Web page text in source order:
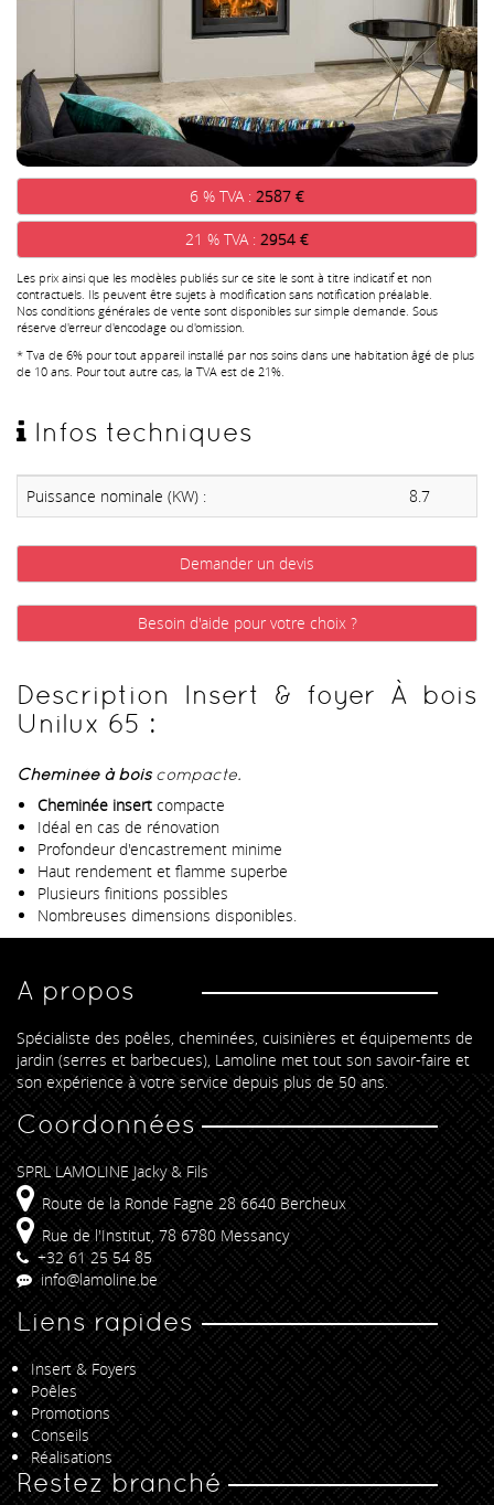
6 % TVA : 2587 €
21 % TVA : 2954 €
Les prix ainsi que les modèles publiés sur ce site le sont à titre indicatif et non
contractuels. Ils peuvent être sujets à modification sans notification préalable.
Nos conditions générales de vente sont disponibles sur simple demande. Sous
réserve d'erreur d'encodage ou d'omission.
* Tva de 6% pour tout appareil installé par nos soins dans une habitation âgé de plus
de 10 ans. Pour tout autre cas, la TVA est de 21%.
Infos techniques
Puissance nominale (KW) : 8.7
Demander un devis
Besoin d'aide pour votre choix ?
Description Insert & foyer À bois
Unilux 65 :
Cheminée à boiscompacte.
Cheminée insert compacte
Idéal en cas de rénovation
Profondeur d'encastrement minime
Haut rendement et flamme superbe
Plusieurs finitions possibles
Nombreuses dimensions disponibles.
A propos
Spécialiste des poêles, cheminées, cuisinières et équipements de
jardin (serres et barbecues), Lamoline met tout son savoir-faire et
son expérience à votre service depuis plus de 50 ans.
Coordonnées
SPRL LAMOLINE Jacky & Fils
Route de la Ronde Fagne 28 6640 Bercheux
Rue de l'Institut, 78 6780 Messancy
+32 61 25 54 85
info@lamoline.be
Liens rapides
Insert & Foyers
Poêles
Promotions
Conseils
Réalisations
Restez branché